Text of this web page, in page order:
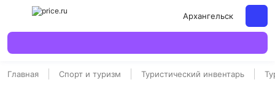
Архангельск
Главная Спорт и туризм Туристический инвентарь